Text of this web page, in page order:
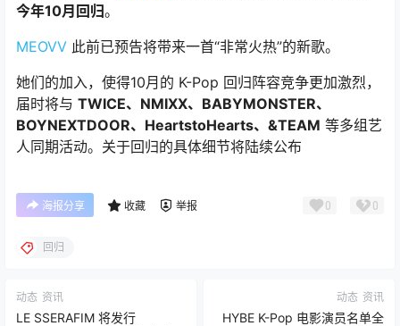
今年10月回归。
MEOVV 此前已预告将带来一首“非常火热”的新歌。
她们的加入，使得10月的 K-Pop 回归阵容竞争更加激烈，
届时将与 TWICE、NMIXX、BABYMONSTER、
BOYNEXTDOOR、HeartstoHearts、&TEAM 等多组艺
人同期活动。关于回归的具体细节将陆续公布
海报分享 收藏 举报 0 0
回归
动态 资讯
LE SSERAFIM 将发行
动态 资讯
HYBE K-Pop 电影演员名单全